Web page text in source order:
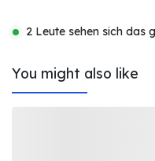
2 Leute sehen sich das
You might also like